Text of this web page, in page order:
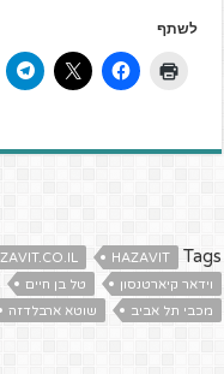
לשתף
Tags
HAZAVIT
וידאר קיארטנסון
טל בן חיים
מכבי תל אביב
שוטא ארבלדזה